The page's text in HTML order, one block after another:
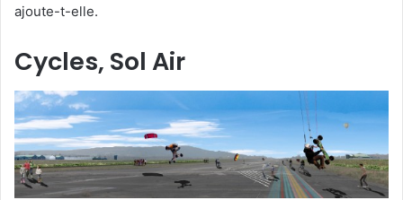
ajoute-t-elle.
Cycles, Sol Air